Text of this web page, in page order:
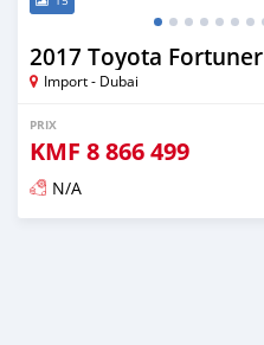
2017 Toyota Fortuner
Import - Dubai
PRIX
KMF 8 866 499
N/A